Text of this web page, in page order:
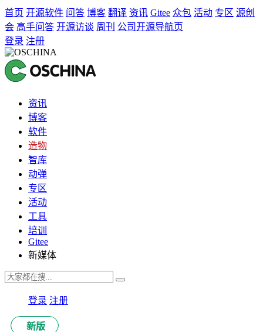
首页 开源软件 问答 博客 翻译 资讯 Gitee 众包 活动 专区 源创
会 高手问答 开源访谈 周刊 公司开源导航页
登录 注册
资讯
博客
软件
造物
智库
动弹
专区
活动
工具
培训
Gitee
新媒体
登录 注册
新版